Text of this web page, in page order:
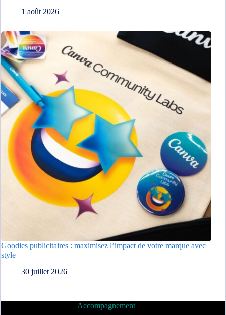
1 août 2026
Goodies publicitaires : maximisez l’impact de votre marque avec
style
30 juillet 2026
Accompagnement